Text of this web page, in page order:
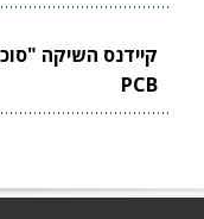
קיידנס השיקה
PCB